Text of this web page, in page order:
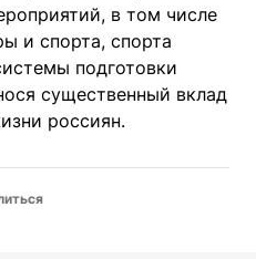
в том числе
и спорта, спорта
подготовки
существенный вклад
россиян.